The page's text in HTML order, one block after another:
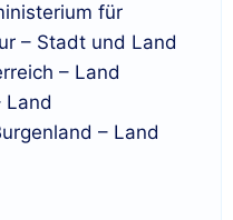
für
– Stadt und Land
– Land
Land
– Land